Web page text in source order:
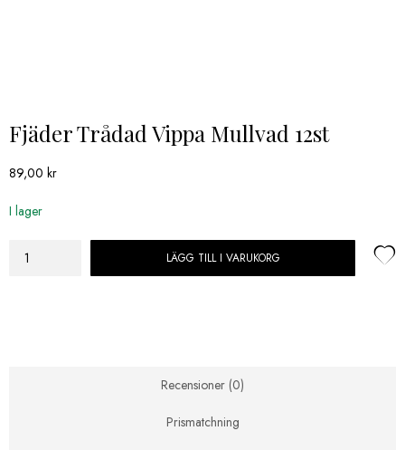
Fjäder Trådad Vippa Mullvad 12st
89,00 kr
I lager
Fjäder
LÄGG TILL I VARUKORG
Recensioner (0)
Prismatchning